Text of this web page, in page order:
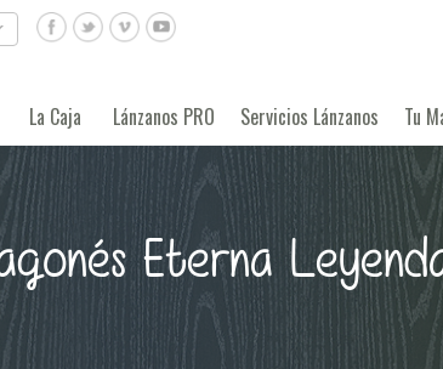
La Caja Lánzanos PRO Servicios Lánzanos Tu
Eterna